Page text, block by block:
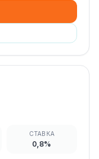
СТАВКА
0,8%